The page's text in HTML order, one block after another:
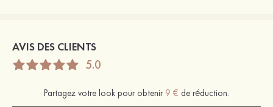
AVIS DES CLIENTS
5.0
Partagez votre look pour obtenir 9 € de réduction.